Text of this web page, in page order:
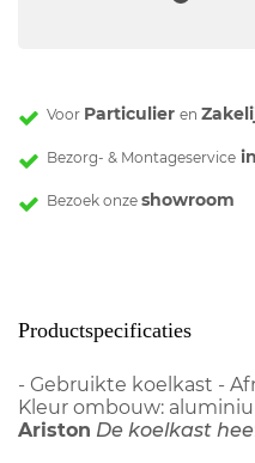
Voor Particulier en
Bezorg- & Montageservice
Bezoek onze showroom
Productspecificaties
- Gebruikte koelkast -
Kleur ombouw:
Ariston De koelkast